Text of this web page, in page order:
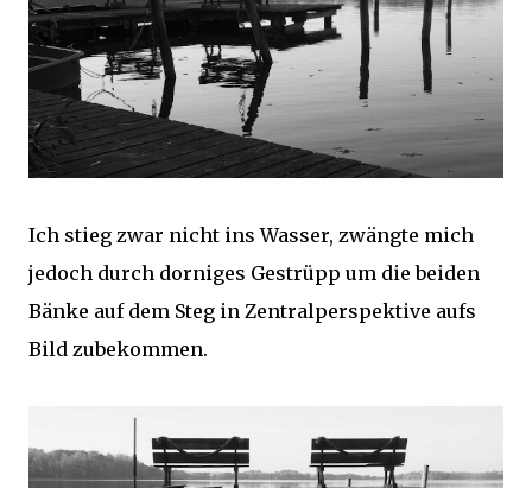
Ich stieg zwar nicht ins Wasser, zwängte mich
jedoch durch dorniges Gestrüpp um die beiden
Bänke auf dem Steg in Zentralperspektive aufs
Bild zubekommen.